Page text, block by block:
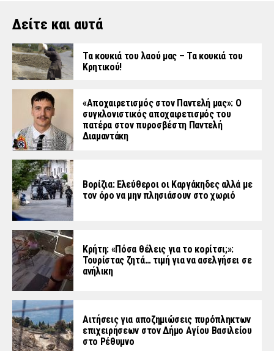
Δείτε και αυτά
Τα κουκιά του λαού μας – Τα κουκιά του
Κρητικού!
«Aποχαιρετισμός στον Παντελή μας»: Ο
συγκλονιστικός αποχαιρετισμός του
πατέρα στον πυροσβέστη Παντελή
Διαμαντάκη
Βορίζια: Ελεύθεροι οι Καργάκηδες αλλά με
τον όρο να μην πλησιάσουν στο χωριό
Κρήτη: «Πόσα θέλεις για το κορίτσι;»:
Τουρίστας ζητά… τιμή για να ασελγήσει σε
ανήλικη
Αιτήσεις για αποζημιώσεις πυρόπληκτων
επιχειρήσεων στον Δήμο Αγίου Βασιλείου
στο Ρέθυμνο